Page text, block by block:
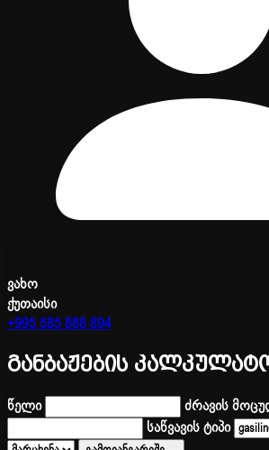
ვახო
ქუთაისი
+995 585 888 894
განბაჟების
წელი
ძრავის
საწვავის ტიპი